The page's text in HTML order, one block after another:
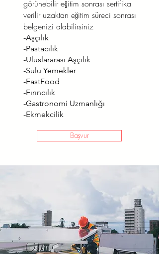
görünebilir eğitim sonrası sertifika
verilir uzaktan eğitim süreci sonrası
belgenizi alabilirsiniz
-Aşçılık
-Pastacılık
-Uluslararası Aşçılık
-Sulu Yemekler
-FastFood
-Fırıncılık
-Gastronomi Uzmanlığı
-Ekmekcilik
Başvur